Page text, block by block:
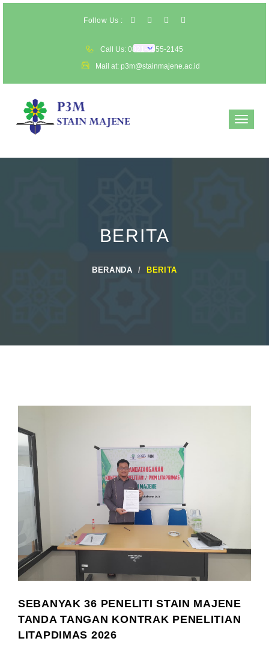
Follow Us :
Call Us: 0821-8955-2145
Mail at: p3m@stainmajene.ac.id
Toggle
BERITA
BERANDA BERITA
SEBANYAK 36 PENELITI STAIN MAJENE
TANDA TANGAN KONTRAK PENELITIAN
LITAPDIMAS 2026